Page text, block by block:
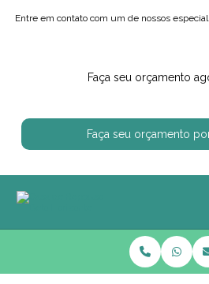
Entre em contato com um de nossos
Faça seu orçamento
Faça seu orçamento